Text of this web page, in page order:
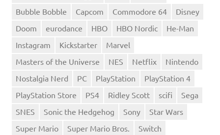
Bubble Bobble
Capcom Commodore 64
Disney
Doom
eurodance HBO HBO Nordic
He-Man
Instagram
Kickstarter
Marvel
Masters of the Universe
NES Netflix
Nintendo
Nostalgia Nerd
PC PlayStation
PlayStation 4
PlayStation Store
PS4 Ridley Scott scifi
Sega
SNES
Sonic the Hedgehog Sony
Star Wars
Super Mario
Super Mario Bros. Switch